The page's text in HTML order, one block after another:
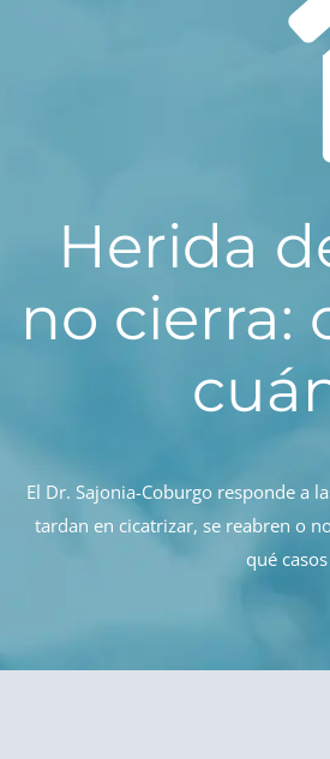
Herida
no cierra:
El Dr. Sajonia-Coburgo responde a
tardan en cicatrizar, se reabren o
qué